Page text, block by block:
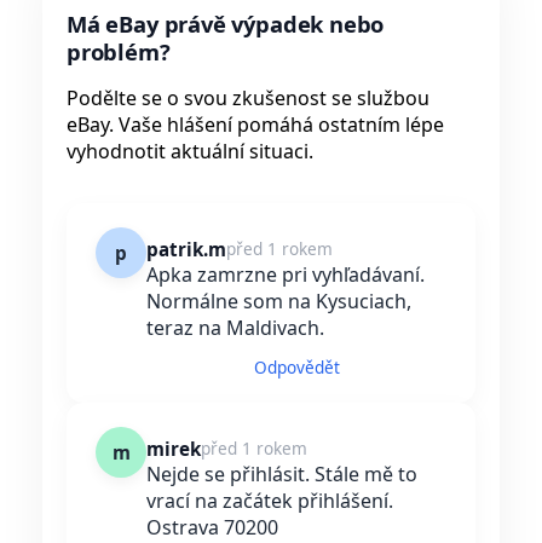
Má eBay právě výpadek nebo
problém?
Podělte se o svou zkušenost se službou
eBay. Vaše hlášení pomáhá ostatním lépe
vyhodnotit aktuální situaci.
p patrik.mpřed 1 rokem
Apka zamrzne pri vyhľadávaní.
Normálne som na Kysuciach,
teraz na Maldivach.
Odpovědět
m mirekpřed 1 rokem
Nejde se přihlásit. Stále mě to
vrací na začátek přihlášení.
Ostrava 70200